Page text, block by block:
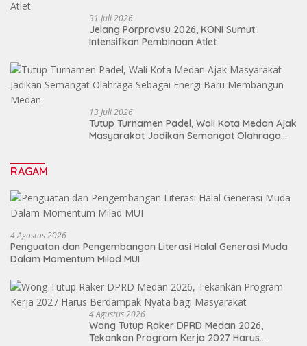
31 Juli 2026
Jelang Porprovsu 2026, KONI Sumut
Intensifkan Pembinaan Atlet
13 Juli 2026
Tutup Turnamen Padel, Wali Kota Medan Ajak
Masyarakat Jadikan Semangat Olahraga
RAGAM
4 Agustus 2026
Penguatan dan Pengembangan Literasi Halal Generasi Muda
Dalam Momentum Milad MUI
4 Agustus 2026
Wong Tutup Raker DPRD Medan 2026,
Tekankan Program Kerja 2027 Harus